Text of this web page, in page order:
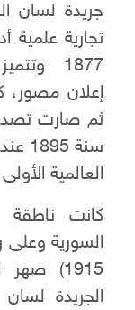
جريدة لسان
1877
إعلان مصور،
ثم صارت
سنة
العالمية الأولى
كانت ناطقة
1915)
الجريدة